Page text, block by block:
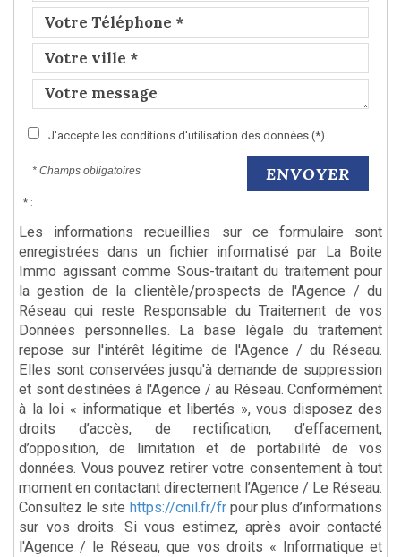
J'accepte les conditions d'utilisation des données (*)
* Champs obligatoires ENVOYER
* :
Les informations recueillies sur ce formulaire sont
enregistrées dans un fichier informatisé par La Boite
Immo agissant comme Sous-traitant du traitement pour
la gestion de la clientèle/prospects de l'Agence / du
Réseau qui reste Responsable du Traitement de vos
Données personnelles. La base légale du traitement
repose sur l'intérêt légitime de l'Agence / du Réseau.
Elles sont conservées jusqu'à demande de suppression
et sont destinées à l'Agence / au Réseau. Conformément
à la loi « informatique et libertés », vous disposez des
droits d’accès, de rectification, d’effacement,
d’opposition, de limitation et de portabilité de vos
données. Vous pouvez retirer votre consentement à tout
moment en contactant directement l’Agence / Le Réseau.
Consultez le site https://cnil.fr/frpour plus d’informations
sur vos droits. Si vous estimez, après avoir contacté
l'Agence / le Réseau, que vos droits « Informatique et